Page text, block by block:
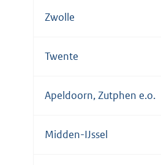
Zwolle
Twente
Apeldoorn, Zutphen e.o.
Midden-IJssel